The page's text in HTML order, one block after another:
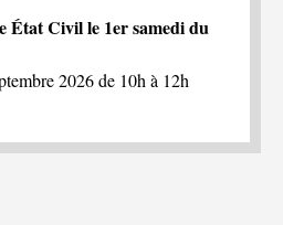
État Civil le 1er samedi du
2026 de 10h à 12h